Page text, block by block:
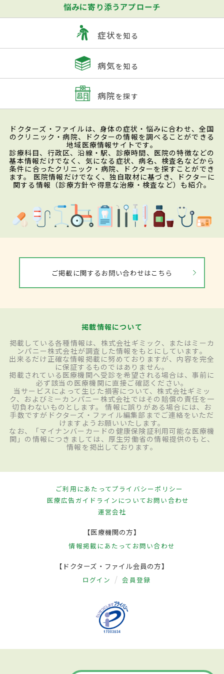
悩みに寄り添うアプローチ
症状を知る
病気を知る
病院を探す
ドクターズ・ファイルは、身体の症状・悩みに合わせ、全国
のクリニック・病院、ドクターの情報を調べることができる
地域医療情報サイトです。
診療科目、行政区、沿線・駅、診療時間、医院の特徴などの
基本情報だけでなく、気になる症状、病名、検査名などから
条件に合ったクリニック・病院、ドクターを探すことができ
ます。 医院情報だけでなく、独自取材に基づき、ドクターに
関する情報（診療方針や得意な治療・検査など）も紹介。
ご掲載に関するお問い合わせはこちら
掲載情報について
掲載している各種情報は、株式会社ギミック、またはミーカ
ンパニー株式会社が調査した情報をもとにしています。
出来るだけ正確な情報掲載に努めておりますが、内容を完全
に保証するものではありません。
掲載されている医療機関へ受診を希望される場合は、事前に
必ず該当の医療機関に直接ご確認ください。
当サービスによって生じた損害について、株式会社ギミッ
ク、およびミーカンパニー株式会社ではその賠償の責任を一
切負わないものとします。 情報に誤りがある場合には、お
手数ですがドクターズ・ファイル編集部までご連絡をいただ
けますようお願いいたします。
なお、「マイナンバーカードの健康保険証利用可能な医療機
関」の情報につきましては、厚生労働省の情報提供のもと、
情報を掲出しております。
ご利用にあたってプライバシーポリシー
医療広告ガイドラインについてお問い合わせ
運営会社
【医療機関の方】
情報掲載にあたって お問い合わせ
【ドクターズ・ファイル会員の方】
ログイン 会員登録